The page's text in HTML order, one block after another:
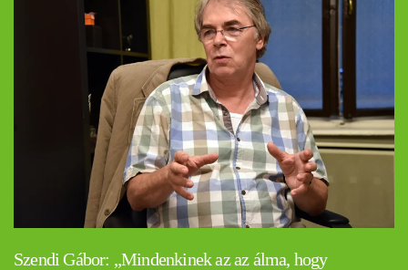
Szendi Gábor: „Mindenkinek az az álma, hogy